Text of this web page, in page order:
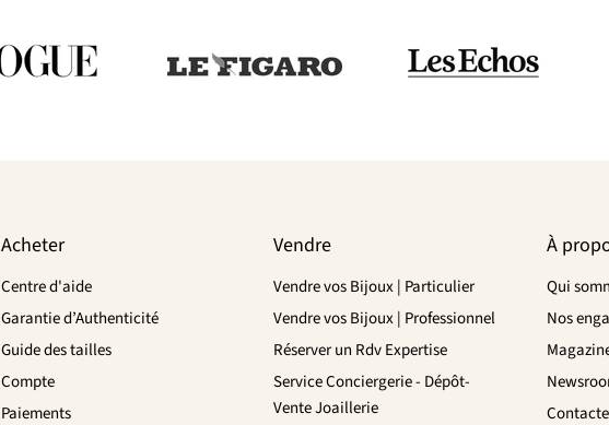
Acheter
Centre d'aide
Garantie d’Authenticité
Guide des tailles
Compte
Paiements
Vendre
Vendre vos Bijoux | Particulier
Vendre vos Bijoux | Professionnel
Réserver un Rdv Expertise
Service Conciergerie - Dépôt-
Vente Joaillerie
À
Qui
Nos